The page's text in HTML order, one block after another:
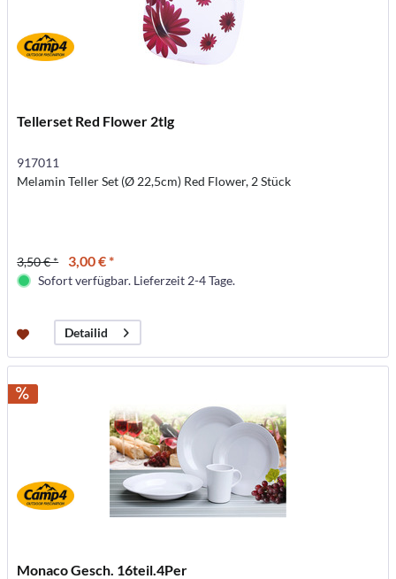
Tellerset Red Flower 2tlg
917011
Melamin Teller Set (Ø 22,5cm) Red Flower, 2 Stück
3,50 € * 3,00 € *
Sofort verfügbar. Lieferzeit 2-4 Tage.
Detailid
Monaco Gesch. 16teil.4Per